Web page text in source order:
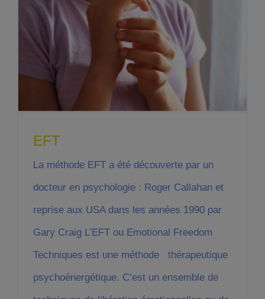
EFT
La méthode EFT a été découverte par un
docteur en psychologie : Roger Callahan et
reprise aux USA dans les années 1990 par
Gary Craig L’EFT ou Emotional Freedom
Techniques est une méthode thérapeutique
psychoénergétique. C’est un ensemble de